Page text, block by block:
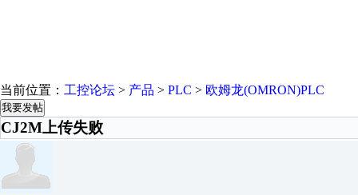
当前位置： 工控论坛 > 产品 > PLC > 欧姆龙(OMRON)PLC
我要发帖
CJ2M上传失败